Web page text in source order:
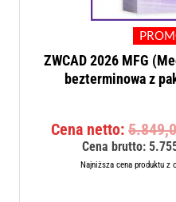
ZWCAD 2026 MFG
bezterminowa z
Cena netto:
Cena brutto:
Najniższa cena produktu z